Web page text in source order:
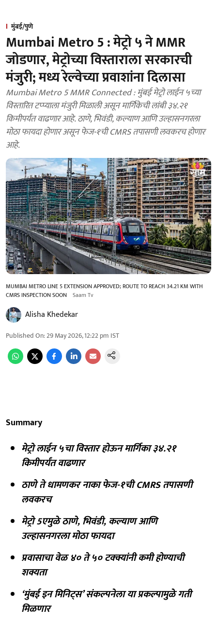
मुंबई/पुणे
Mumbai Metro 5 : मेट्रो ५ ने MMR
जोडणार, मेट्रोच्या विस्ताराला सरकारची
मंजुरी; मध्य रेल्वेच्या प्रवाशांना दिलासा
Mumbai Metro 5 MMR Connected : मुंबई मेट्रो लाईन ५च्या
विस्तारित टप्प्याला मंजुरी मिळाली असून मार्गिकेची लांबी ३४.२१
किमीपर्यंत वाढणार आहे. ठाणे, भिवंडी, कल्याण आणि उल्हासनगरला
मोठा फायदा होणार असून फेज-१ची CMRS तपासणी लवकरच होणार
आहे.
MUMBAI METRO LINE 5 EXTENSION APPROVED; ROUTE TO REACH 34.21 KM WITH
CMRS INSPECTION SOON Saam Tv
Alisha Khedekar
Published On:29 May 2026, 12:22 pm IST
Summary
मेट्रो लाईन ५चा विस्तार होऊन मार्गिका ३४.२१
किमीपर्यंत वाढणार
ठाणे ते धामणकर नाका फेज-१ची CMRS तपासणी
लवकरच
मेट्रो 5एमुळे ठाणे, भिवंडी, कल्याण आणि
उल्हासनगरला मोठा फायदा
प्रवासाचा वेळ ४० ते ५० टक्क्यांनी कमी होण्याची
शक्यता
‘मुंबई इन मिनिट्स’ संकल्पनेला या प्रकल्पामुळे गती
मिळणार